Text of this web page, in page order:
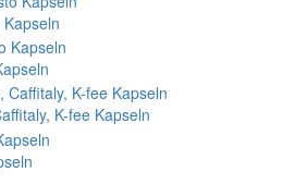
K-fee Kapseln